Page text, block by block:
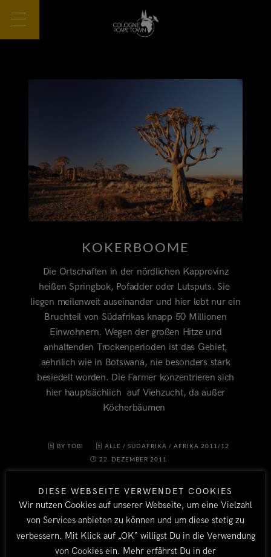
KOKERBOOME
Die Ortschaften in der nördlichen Kapprovinz
heißen Springbok, Pofadder oder Lutsputs. Sie
liegen meilenweit auseinander und hier lebt nur ein
Bruchteil von Südafrikas knapp 50 Millionen
Einwohnern. Wegen der großen Hitze und
anhaltenden Trockenperioden ist das Gebiet,
aehnlich wie in Botswana, nie besonders stark
besiedelt worden. Die Farmer konzentrieren sich
hier hauptsächlich auf Viehzucht, da außer
Köcherbäumen
BY TOBI ALLE /SÜDAFRIKA /AFRIKA 2011/12
22. DEZEMBER 2011
DIESE WEBSEITE VERWENDET COOKIES
Wir nutzen Cookies auf unserer Webseite, um eine Vielzahl
von Services anbieten zu können und um diese stetig zu
verbessern. Mit Klick auf „OK“ willigst Du in die Verwendung
von Cookies ein. Mehr erfährst Du in der